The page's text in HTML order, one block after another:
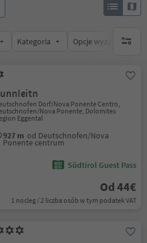
Kategoria Opcje wyżywieniabrak
Dorf/Nova Ponente Centro,
Nova Ponente, Dolomites
Eggental
927 m od Deutschnofen/Nova
Ponente centrum
Südtirol Guest Pass
Od 44€
1 nocleg / 2 liczba osób w tym podatek VAT